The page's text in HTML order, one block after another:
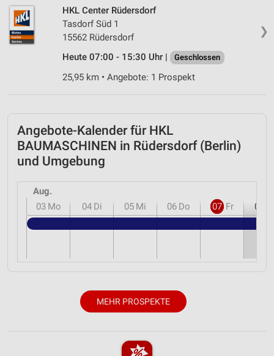
❯
HKL Center Rüdersdorf
Tasdorf Süd 1
15562 Rüdersdorf
Heute 07:00 - 15:30 Uhr |
Geschlossen
25,95 km • Angebote: 1 Prospekt
Angebote-Kalender für HKL
BAUMASCHINEN in Rüdersdorf (Berlin)
und Umgebung
Aug.
03 Mo 04 Di 05 Mi 06 Do 07 Fr 08
MEHR PROSPEKTE